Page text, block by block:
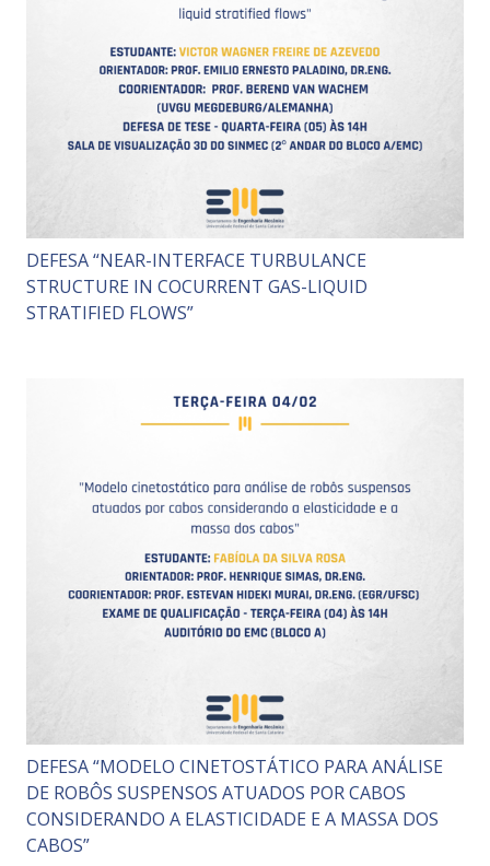
DEFESA “NEAR-INTERFACE TURBULANCE
STRUCTURE IN COCURRENT GAS-LIQUID
STRATIFIED FLOWS”
DEFESA “MODELO CINETOSTÁTICO PARA ANÁLISE
DE ROBÔS SUSPENSOS ATUADOS POR CABOS
CONSIDERANDO A ELASTICIDADE E A MASSA DOS
CABOS”